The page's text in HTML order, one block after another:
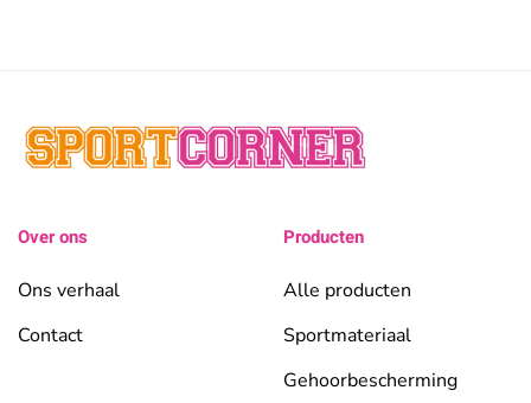
Over ons
Ons verhaal
Contact
Producten
Alle producten
Sportmateriaal
Gehoorbescherming